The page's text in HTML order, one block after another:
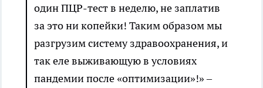
один ПЦР-тест в неделю, не заплатив
за это ни копейки! Таким образом мы
разгрузим систему здравоохранения, и
так еле выживающую в условиях
пандемии после «оптимизации»!» –